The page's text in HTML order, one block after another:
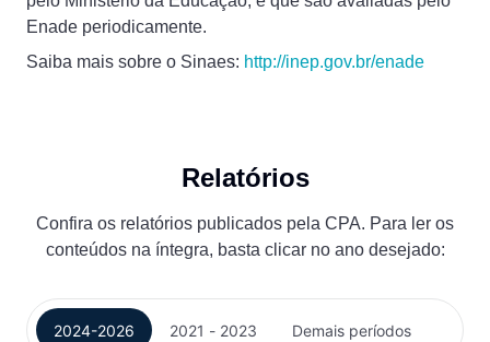
Enade periodicamente.
Saiba mais sobre o Sinaes: http://inep.gov.br/enade
Relatórios
Confira os relatórios publicados pela CPA. Para ler os
conteúdos na íntegra, basta clicar no ano desejado:
2024-2026 2021 - 2023 Demais períodos